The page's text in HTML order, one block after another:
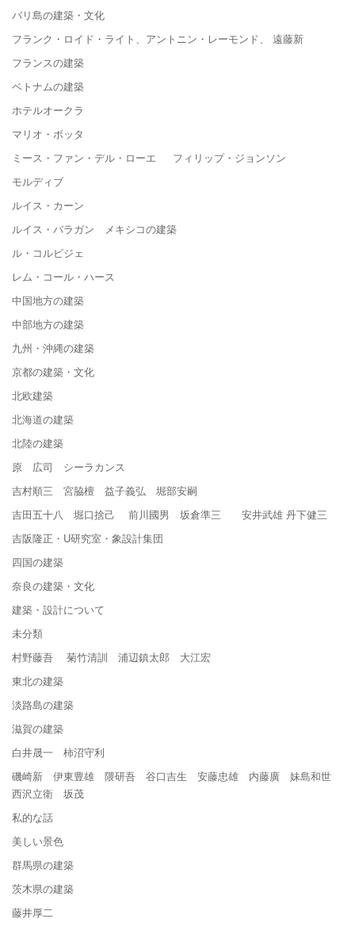
バリ島の建築・文化
フランク・ロイド・ライト、アントニン・レーモンド、 遠藤新
フランスの建築
ベトナムの建築
ホテルオークラ
マリオ・ボッタ
ミース・ファン・デル・ローエ フィリップ・ジョンソン
モルディブ
ルイス・カーン
ルイス・バラガン メキシコの建築
ル・コルビジェ
レム・コール・ハース
中国地方の建築
中部地方の建築
九州・沖縄の建築
京都の建築・文化
北欧建築
北海道の建築
北陸の建築
原 広司 シーラカンス
吉村順三 宮脇檀 益子義弘 堀部安嗣
吉田五十八 堀口捨己 前川國男 坂倉準三 安井武雄 丹下健三
吉阪隆正・U研究室・象設計集団
四国の建築
奈良の建築・文化
建築・設計について
未分類
村野藤吾 菊竹清訓 浦辺鎮太郎 大江宏
東北の建築
淡路島の建築
滋賀の建築
白井晟一 柿沼守利
磯崎新 伊東豊雄 隈研吾 谷口吉生 安藤忠雄 内藤廣 妹島和世
西沢立衛 坂茂
私的な話
美しい景色
群馬県の建築
茨木県の建築
藤井厚二